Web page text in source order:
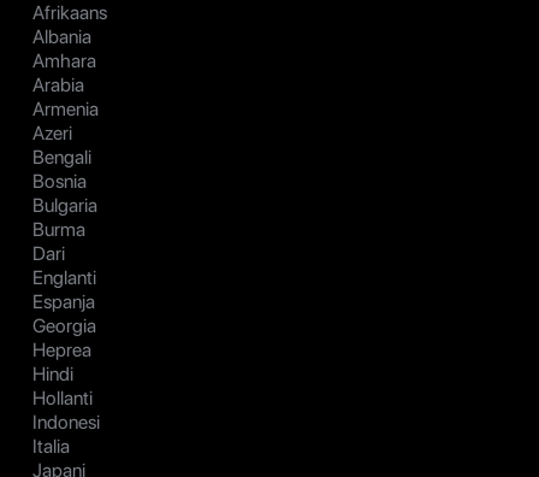
Afrikaans
Albania
Amhara
Arabia
Armenia
Azeri
Bengali
Bosnia
Bulgaria
Burma
Dari
Englanti
Espanja
Georgia
Heprea
Hindi
Hollanti
Indonesi
Italia
Japani